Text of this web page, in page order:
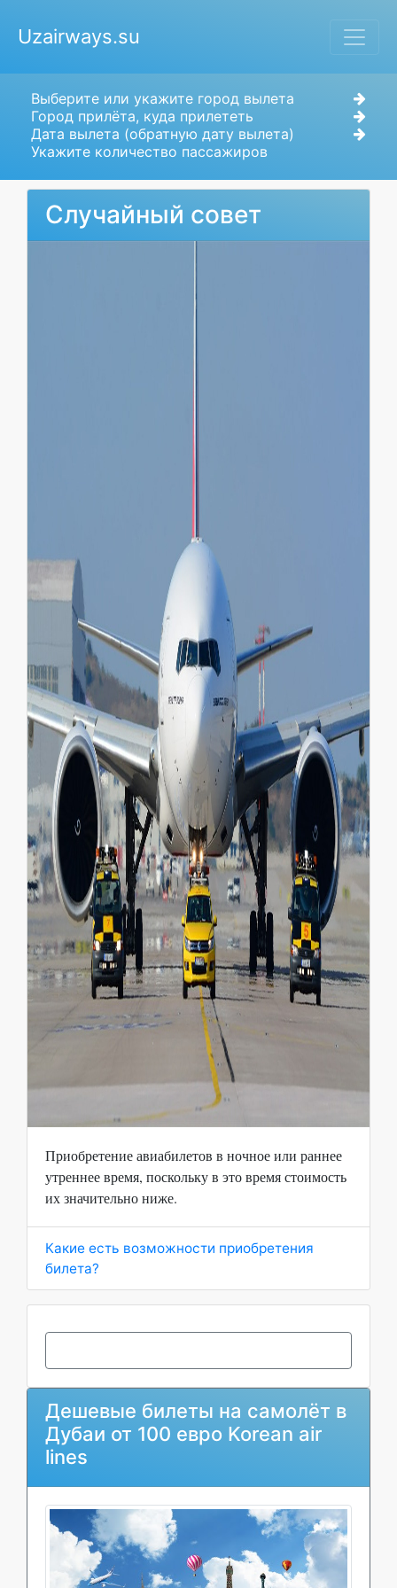
Uzairways.su
Выберите или укажите город вылета
Город прилёта, куда прилететь
Дата вылета (обратную дату вылета)
Укажите количество пассажиров
Случайный совет
Приобретение авиабилетов в ночное или раннее
утреннее время, поскольку в это время стоимость
их значительно ниже.
Какие есть возможности приобретения
билета?
Дешевые билеты на самолёт в
Дубаи от 100 евро Korean air
lines